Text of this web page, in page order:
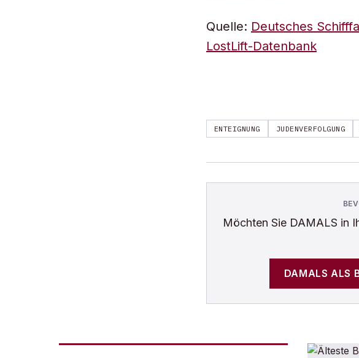
Quelle: Deutsches
LostLift-Datenbank
ENTEIGNUNG JUDENVERFOLGUNG
Möchten Sie DAMALS in
DAMALS ALS